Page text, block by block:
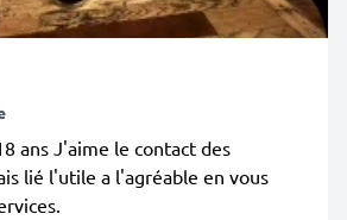
ans J'aime le contact des
lié l'utile a l'agréable en vous